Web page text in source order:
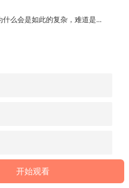
么会是如此的复杂，难道是...
开始观看